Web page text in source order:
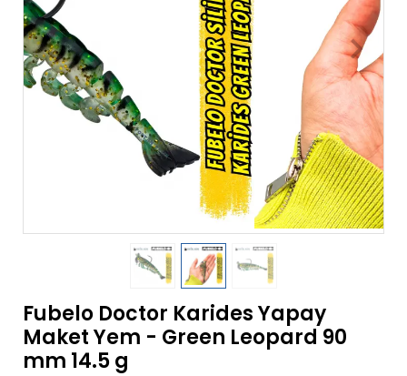
Fubelo Doctor Karides Yapay
Maket Yem - Green Leopard 90
mm 14.5 g